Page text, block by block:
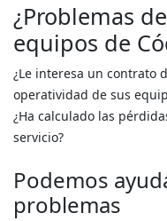
¿Problemas
equipos de
¿Le interesa un contrato
operatividad de sus
¿Ha calculado las
servicio?
Podemos
problemas